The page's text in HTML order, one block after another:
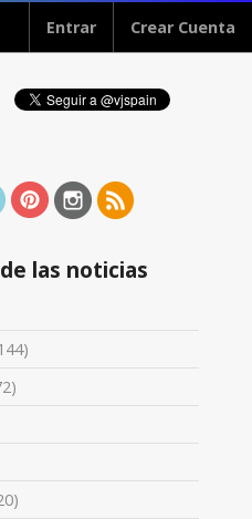
Entrar Crear Cuenta
las noticias